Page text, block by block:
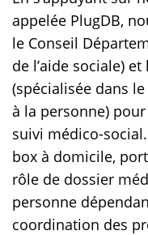
appelée PlugDB,
le Conseil
de l’aide sociale)
(spécialisée dans
à la personne)
suivi médico-social.
box à domicile,
rôle de dossier
personne
coordination des